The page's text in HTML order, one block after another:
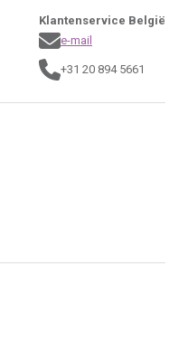
Klantenservice België
e-mail
+31 20 894 5661